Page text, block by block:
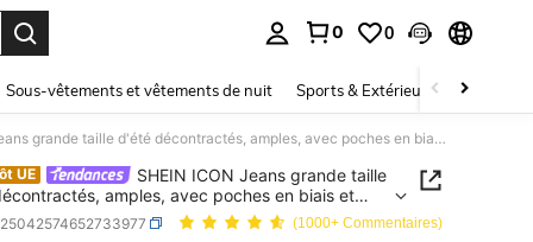
0 0
Sous-vêtements et vêtements de nuit Sports & Extérieur Enfants
SHEIN ICON Jeans grande taille d'été décontractés, amples, avec poches en biais et jambes larges
UE
SHEIN ICON Jeans grande taille
amples, avec poches en biais et
larges
(1000+ Commentaires)